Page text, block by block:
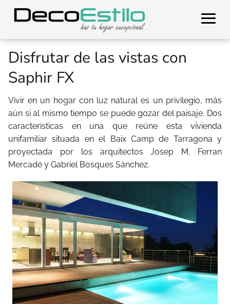
Disfrutar de las vistas con
Saphir FX
Vivir en un hogar con luz natural es un privilegio, más
aún si al mismo tiempo se puede gozar del paisaje. Dos
características en una que reúne esta vivienda
unifamiliar situada en el Baix Camp de Tarragona y
proyectada por los arquitectos Josep M. Ferran
Mercadé y Gabriel Bosques Sánchez.